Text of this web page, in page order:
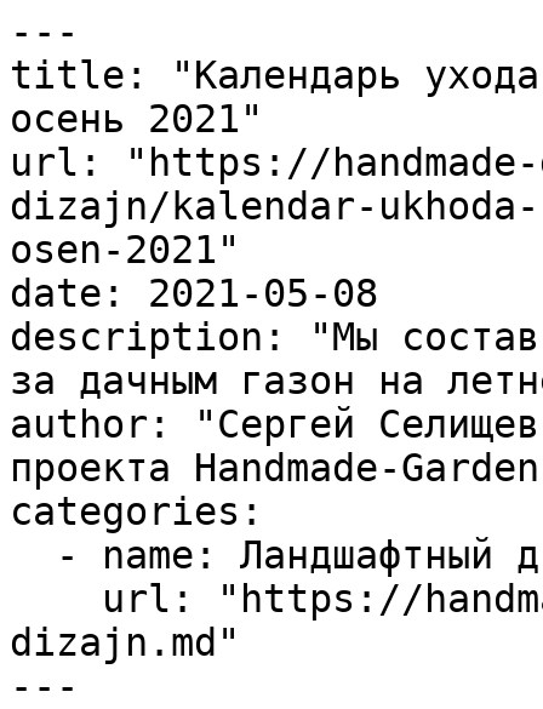
---
title: "Календарь ухода
осень 2021"
url: "https://
dizajn/kalendar-
osen-2021"
date: 2021-05-08
description: "Мы
за дачным газон на
author: "Сергей
проекта Handmade-
categories:
dizajn.md"
---